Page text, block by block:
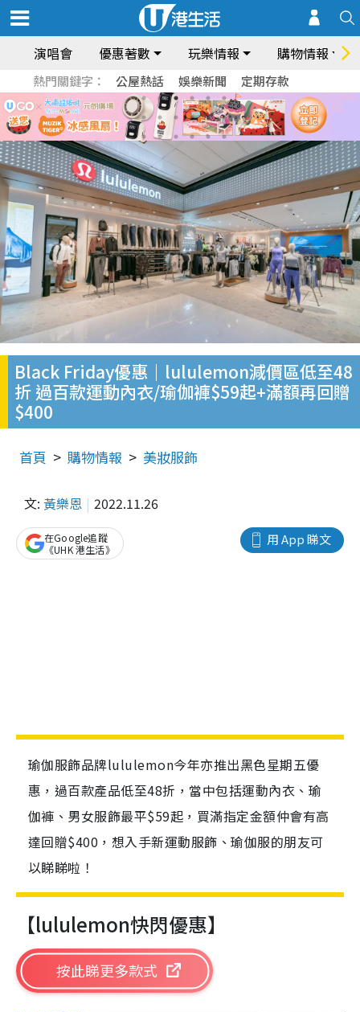
演唱會 優惠著數 玩樂情報 購物情報
熱門關鍵字： 公屋熱話 娛樂新聞 定期存款
Black Friday優惠｜lululemon減價區低至48
折 過百款運動內衣/瑜伽褲$59起+滿額再回贈
$400
首頁 購物情報 美妝服飾
文: 黃樂恩 2022.11.26
用 App 睇文
在Google追蹤
《UHK 港生活》
瑜伽服飾品牌lululemon今年亦推出黑色星期五優
惠，過百款產品低至48折，當中包括運動內衣、瑜
伽褲、男女服飾最平$59起，買滿指定金額仲會有高
達回贈$400，想入手新運動服飾、瑜伽服的朋友可
以睇睇啦！
【lululemon快閃優惠】
按此睇更多款式